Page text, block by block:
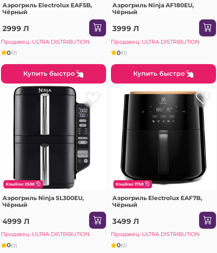
Аэрогриль Electrolux EAF5B,
Чёрный
2999 Л
Продавец: ULTRA DISTRIBUTION
0(0)
Купить быстро
Аэрогриль Ninja AF180EU,
Чёрный
3999 Л
Продавец: ULTRA DISTRIBUTION
0(0)
Купить быстро
КэшБэк: 2500
Аэрогриль Ninja SL300EU,
Чёрный
4999 Л
Продавец: ULTRA DISTRIBUTION
0(0)
КэшБэк: 1750
Аэрогриль Electrolux EAF7B,
Чёрный
3499 Л
Продавец: ULTRA DISTRIBUTION
0(0)